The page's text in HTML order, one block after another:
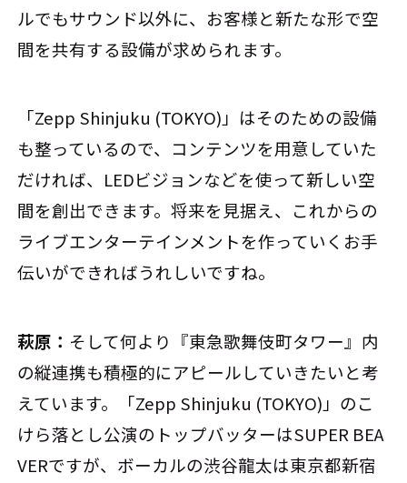
ルでもサウンド以外に、お客様と新たな形で空
間を共有する設備が求められます。
「Zepp Shinjuku (TOKYO)」はそのための設備
も整っているので、コンテンツを用意していた
だければ、LEDビジョンなどを使って新しい空
間を創出できます。将来を見据え、これからの
ライブエンターテインメントを作っていくお手
伝いができればうれしいですね。
萩原： そして何より『東急歌舞伎町タワー』内
の縦連携も積極的にアピールしていきたいと考
えています。「Zepp Shinjuku (TOKYO)」のこ
けら落とし公演のトップバッターはSUPER BEA
VERですが、ボーカルの渋谷龍太は東京都新宿